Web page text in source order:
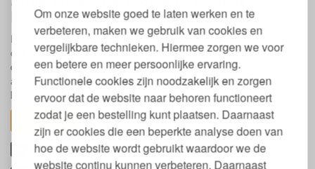
Om onze website goed te laten werken en te
verbeteren, maken we gebruik van cookies en
vergelijkbare technieken. Hiermee zorgen we voor
een betere en meer persoonlijke ervaring.
Functionele cookies zijn noodzakelijk en zorgen
ervoor dat de website naar behoren functioneert
zodat je een bestelling kunt plaatsen. Daarnaast
zijn er cookies die een beperkte analyse doen van
hoe de website wordt gebruikt waardoor we de
website continu kunnen verbeteren. Daarnaast
biologisch katoen percal
Het Swedish Linens Seashells hoeslaken van percal biokatoen is
ook verkrijgbaar voor een matras van 90x200 cm. Zie onderaan
de pagina de optie 'Past bij'. Wil je het hoeslaken graag in een
andere maat, mail voor info, prijzen en levertijd naar:
klantenservice@greenjump.nl.
toon alles
Design double fitted sheet Seashells